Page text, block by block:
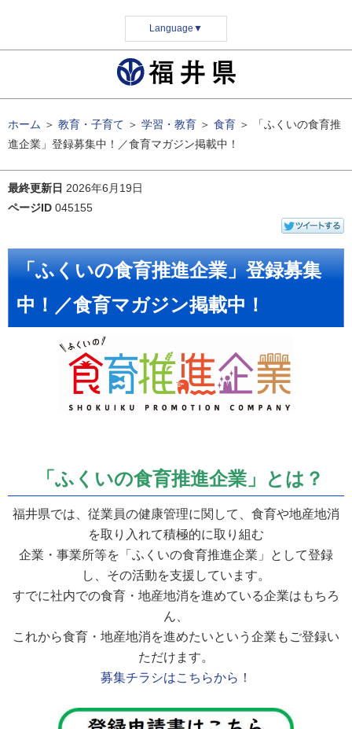
Language ▼
ホーム ＞ 教育・子育て ＞ 学習・教育 ＞ 食育 ＞
「ふくいの食育推
進企業」登録募集中！／食育マガジン掲載中！
最終更新日 2026年6月19日
ページID 045155
「ふくいの食育推進企業」登録募集
中！／食育マガジン掲載中！
「ふくいの食育推進企業」とは？
福井県では、従業員の健康管理に関して、食育や地産地消
を取り入れて積極的に取り組む
企業・事業所等を「ふくいの食育推進企業」として登録
し、その活動を支援しています。
すでに社内での食育・地産地消を進めている企業はもちろ
ん、
これから食育・地産地消を進めたいという企業もご登録い
ただけます。
募集チラシはこちらから！